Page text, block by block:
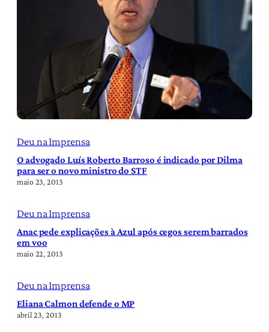
Deu na Imprensa
O advogado Luís Roberto Barroso é indicado por Dilma
para ser o novo ministro do STF
maio 23, 2013
Deu na Imprensa
Anac pede explicações à Azul após cegos serem barrados
em voo
maio 22, 2013
Deu na Imprensa
Eliana Calmon defende o MP
abril 23, 2013